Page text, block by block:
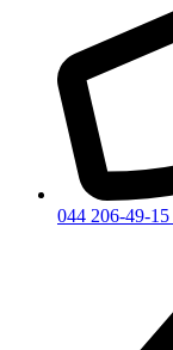
044 206-49-15